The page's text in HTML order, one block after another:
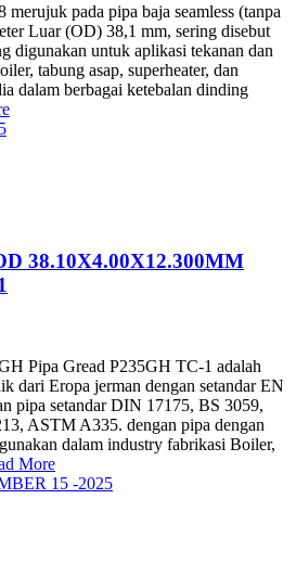
pada pipa baja seamless (tanpa
Luar (OD) 38,1 mm, sering disebut
digunakan untuk aplikasi tekanan dan
tabung asap, superheater, dan
dalam berbagai ketebalan dinding
38.10X4.00X12.300MM
Pipa Gread P235GH TC-1 adalah
dari Eropa jerman dengan setandar EN
pipa setandar DIN 17175, BS 3059,
ASTM A335. dengan pipa dengan
dalam industry fabrikasi Boiler,
More